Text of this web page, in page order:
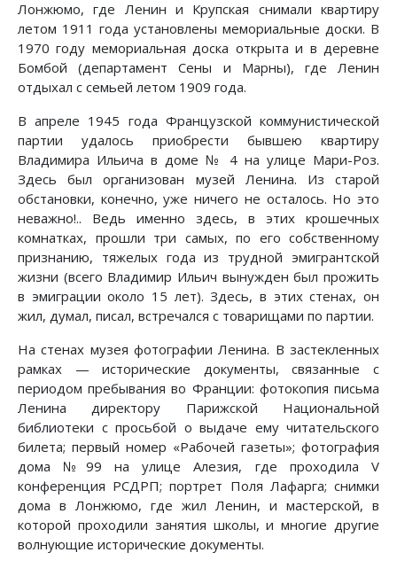
Лонжюмо, где Ленин и Крупская снимали квартиру
летом 1911 года установлены мемориальные доски. В
1970 году мемориальная доска открыта и в деревне
Бомбой (департамент Сены и Марны), где Ленин
отдыхал с семьей летом 1909 года.
В апреле 1945 года Французской коммунистической
партии удалось приобрести бывшею квартиру
Владимира Ильича в доме № 4 на улице Мари-Роз.
Здесь был организован музей Ленина. Из старой
обстановки, конечно, уже ничего не осталось. Но это
неважно!.. Ведь именно здесь, в этих крошечных
комнатках, прошли три самых, по его собственному
признанию, тяжелых года из трудной эмигрантской
жизни (всего Владимир Ильич вынужден был прожить
в эмиграции около 15 лет). Здесь, в этих стенах, он
жил, думал, писал, встречался с товарищами по партии.
На стенах музея фотографии Ленина. В застекленных
рамках — исторические документы, связанные с
периодом пребывания во Франции: фотокопия письма
Ленина директору Парижской Национальной
библиотеки с просьбой о выдаче ему читательского
билета; первый номер «Рабочей газеты»; фотография
дома №99 на улице Алезия, где проходила V
конференция РСДРП; портрет Поля Лафарга; снимки
дома в Лонжюмо, где жил Ленин, и мастерской, в
которой проходили занятия школы, и многие другие
волнующие исторические документы.